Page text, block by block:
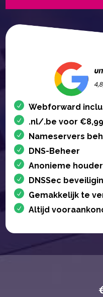
Webforward
.nl/.be voor €8,99
Nameservers
DNS-Beheer
Anonieme
DNSSec
Gemakkelijk te
Altijd